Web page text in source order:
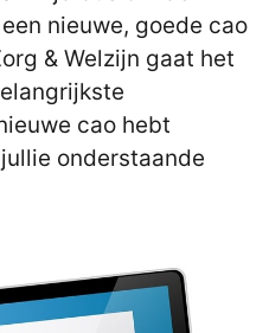
nieuwe, goede cao
& Welzijn gaat het
cao hebt
onderstaande